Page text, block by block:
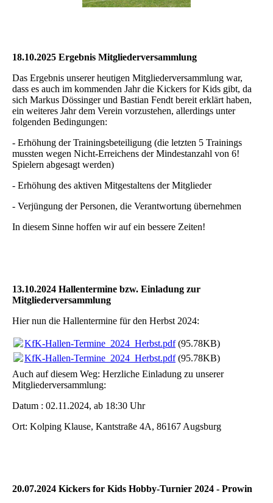
18.10.2025 Ergebnis Mitgliederversammlung
Das Ergebnis unserer heutigen Mitgliederversammlung war,
dass es auch im kommenden Jahr die Kickers for Kids gibt, da
sich Markus Dössinger und Bastian Fendt bereit erklärt haben,
ein weiteres Jahr dem Verein vorzustehen, allerdings unter
folgenden Bedingungen:
- Erhöhung der Trainingsbeteiligung (die letzten 5 Trainings
mussten wegen Nicht-Erreichens der Mindestanzahl von 6!
Spielern abgesagt werden)
- Erhöhung des aktiven Mitgestaltens der Mitglieder
- Verjüngung der Personen, die Verantwortung übernehmen
In diesem Sinne hoffen wir auf ein bessere Zeiten!
13.10.2024 Hallentermine bzw. Einladung zur
Mitgliederversammlung
Hier nun die Hallentermine für den Herbst 2024:
KfK-Hallen-Termine_2024_Herbst.pdf(95.78KB)
KfK-Hallen-Termine_2024_Herbst.pdf(95.78KB)
Auch auf diesem Weg: Herzliche Einladung zu unserer
Mitgliederversammlung:
Datum : 02.11.2024, ab 18:30 Uhr
Ort: Kolping Klause, Kantstraße 4A, 86167 Augsburg
20.07.2024 Kickers for Kids Hobby-Turnier 2024 - Prowin